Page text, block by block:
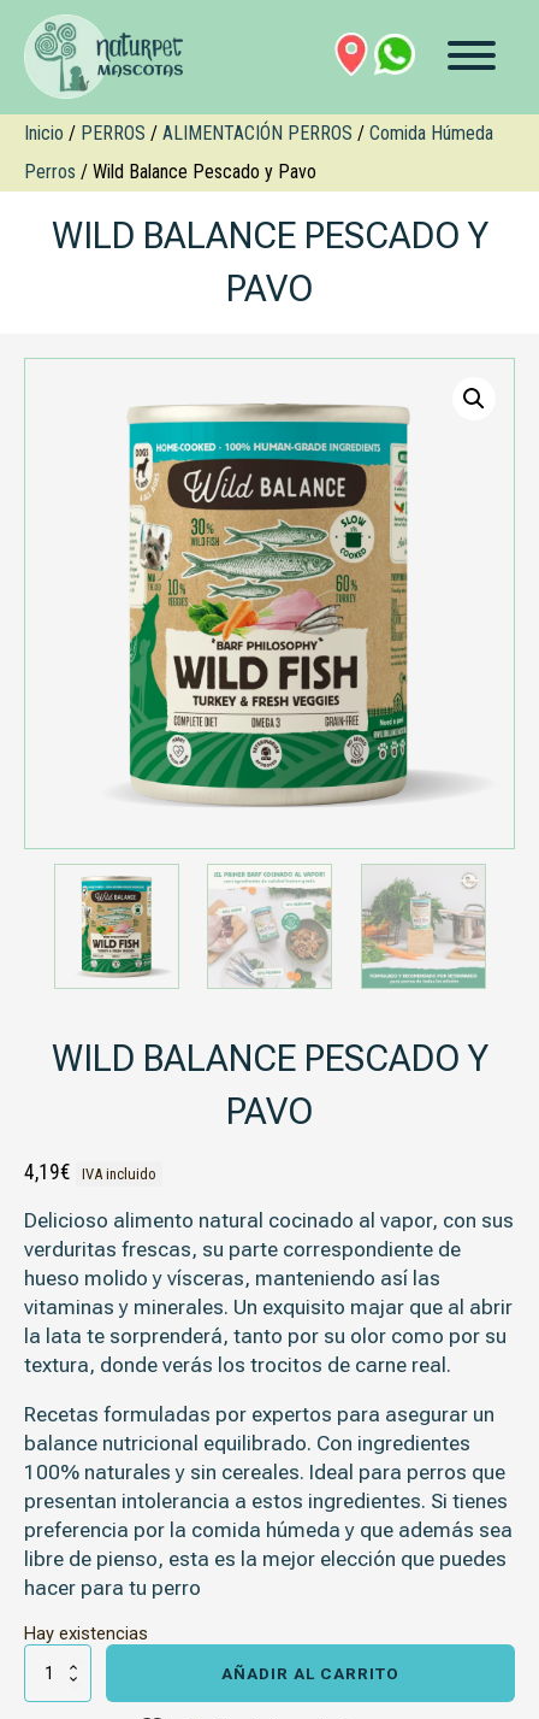
Inicio / PERROS / ALIMENTACIÓN PERROS / Comida Húmeda
Perros / Wild Balance Pescado y Pavo
WILD BALANCE PESCADO Y
PAVO
WILD BALANCE PESCADO Y
PAVO
4,19€ IVA incluido
Delicioso alimento natural cocinado al vapor, con sus
verduritas frescas, su parte correspondiente de
hueso molido y vísceras, manteniendo así las
vitaminas y minerales. Un exquisito majar que al abrir
la lata te sorprenderá, tanto por su olor como por su
textura, donde verás los trocitos de carne real.
Recetas formuladas por expertos para asegurar un
balance nutricional equilibrado. Con ingredientes
100% naturales y sin cereales. Ideal para perros que
presentan intolerancia a estos ingredientes. Si tienes
preferencia por la comida húmeda y que además sea
libre de pienso, esta es la mejor elección que puedes
hacer para tu perro
Hay existencias
Balance
Pescado
AÑADIR AL CARRITO